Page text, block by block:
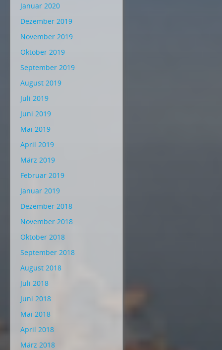
Januar 2020
Dezember 2019
November 2019
Oktober 2019
September 2019
August 2019
Juli 2019
Juni 2019
Mai 2019
April 2019
März 2019
Februar 2019
Januar 2019
Dezember 2018
November 2018
Oktober 2018
September 2018
August 2018
Juli 2018
Juni 2018
Mai 2018
April 2018
März 2018